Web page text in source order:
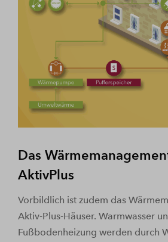
Das
AktivPlus
Vorbildlich ist zudem das
Aktiv-Plus-Häuser. Warmwasser
Fußbodenheizung werden durch